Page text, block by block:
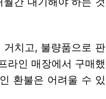
치고, 불량품으로 판
라인 매장에서 구매했
환불은 어려울 수 있